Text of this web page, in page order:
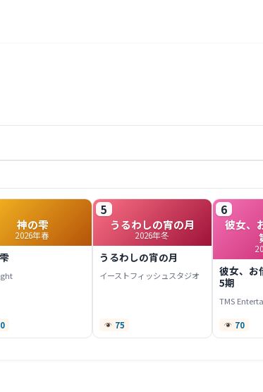
神の雫
2026年春
5
うるわしの宵の月
2026年冬
うるわしの宵の月
イーストフィッシュスタジオ
75
6
彼女、
彼女、お
5期
TMS
70